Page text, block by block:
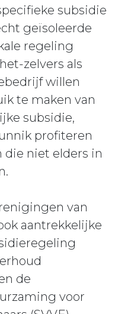
subsidie
geïsoleerde
regeling
zelvers als
willen
te maken van
subsidie,
profiteren
die niet elders in
van
aantrekkelijke
de
voor